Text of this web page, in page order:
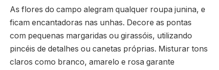
As flores do campo alegram qualquer roupa junina, e
ficam encantadoras nas unhas. Decore as pontas
com pequenas margaridas ou girassóis, utilizando
pincéis de detalhes ou canetas próprias. Misturar tons
claros como branco, amarelo e rosa garante